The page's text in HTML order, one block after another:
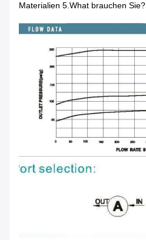
Materialien 5.What brauchen Sie?